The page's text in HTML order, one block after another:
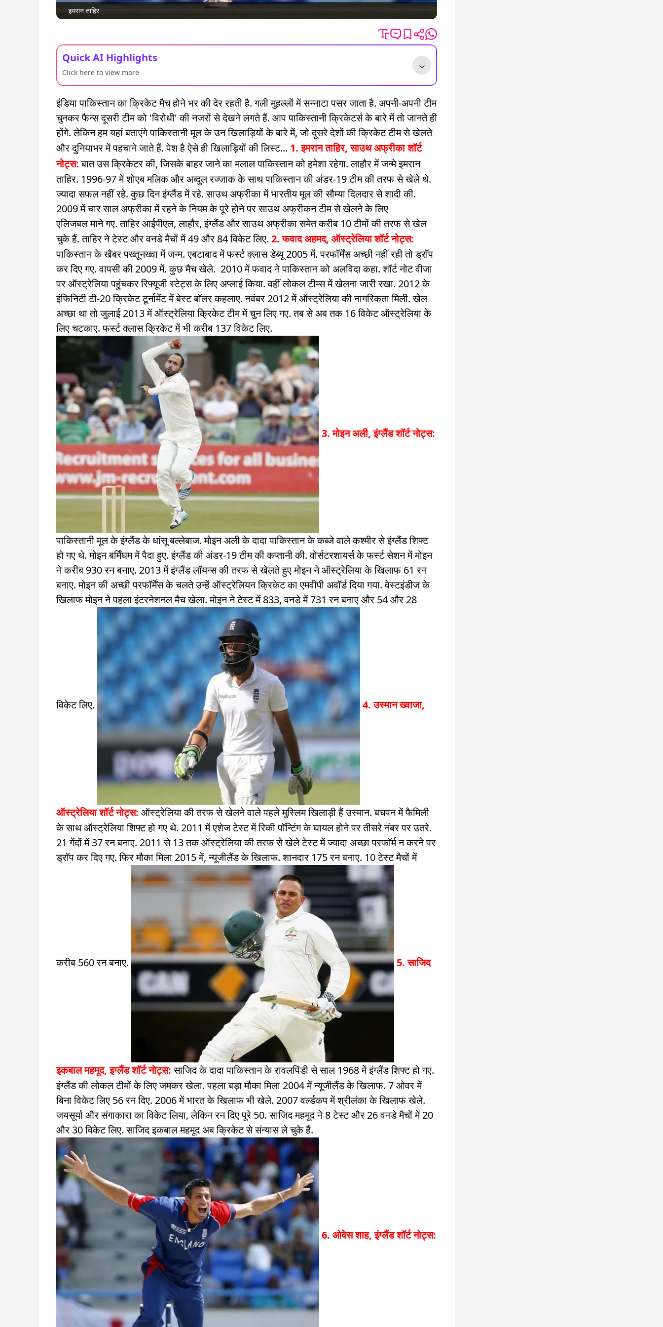
इमरान ताहिर
Quick AI Highlights
Click here to view more
इंडिया पाकिस्तान का क्रिकेट मैच होने भर की देर रहती है. गली मुहल्लों में सन्नाटा पसर जाता है. अपनी-अपनी टीम
चुनकर फैन्स दूसरी टीम को 'विरोधी' की नजरों से देखने लगते हैं. आप पाकिस्तानी क्रिकेटर्स के बारे में तो जानते ही
होंगे. लेकिन हम यहां बताएंगे पाकिस्तानी मूल के उन खिलाड़ियों के बारे में, जो दूसरे देशों की क्रिकेट टीम से खेलते
और दुनियाभर में पहचाने जाते हैं. पेश है ऐसे ही खिलाड़ियों की लिस्ट... 1. इमरान ताहिर, साउथ अफ्रीकाशॉर्ट
नोट्स: बात उस क्रिकेटर की, जिसके बाहर जाने का मलाल पाकिस्तान को हमेशा रहेगा. लाहौर में जन्मे इमरान
ताहिर. 1996-97 में शोएब मलिक और अब्दुल रज्जाक के साथ पाकिस्तान की अंडर-19 टीम की तरफ से खेले थे.
ज्यादा सफल नहीं रहे. कुछ दिन इंग्लैंड में रहे. साउथ अफ्रीका में भारतीय मूल की सौम्या दिलदार से शादी की.
2009 में चार साल अफ्रीका में रहने के नियम के पूरे होने पर साउथ अफ्रीकन टीम से खेलने के लिए
एलिजबल माने गए. ताहिर आईपीएल, लाहौर, इंग्लैंड और साउथ अफ्रीका समेत करीब 10 टीमों की तरफ से खेल
चुके हैं. ताहिर ने टेस्ट और वनडे मैचों में 49 और 84 विकेट लिए. 2. फवाद अहमद, ऑस्ट्रेलियाशॉर्ट नोट्स:
पाकिस्तान के खैबर पख्तूनख्वा में जन्म. एबटाबाद में फर्स्ट क्लास डेब्यू 2005 में. परफॉर्मेंस अच्छी नहीं रही तो ड्रॉप
कर दिए गए. वापसी की 2009 में. कुछ मैच खेले. 2010 में फवाद ने पाकिस्तान को अलविदा कहा. शॉर्ट नोट वीजा
पर ऑस्ट्रेलिया पहुंचकर रिफ्यूजी स्टेट्स के लिए अप्लाई किया. वहीं लोकल टीम्स में खेलना जारी रखा. 2012 के
इंफिनिटी टी-20 क्रिकेट टूर्नामेंट में बेस्ट बॉलर कहलाए. नवंबर 2012 में ऑस्ट्रेलिया की नागरिकता मिली. खेल
अच्छा था तो जुलाई 2013 में ऑस्ट्रेलिया क्रिकेट टीम में चुन लिए गए. तब से अब तक 16 विकेट ऑस्ट्रेलिया के
लिए चटकाए. फर्स्ट क्लास क्रिकेट में भी करीब 137 विकेट लिए.
3. मोइन अली, इंग्लैंडशॉर्ट नोट्स:
पाकिस्तानी मूल के इंग्लैंड के धांसू बल्लेबाज. मोइन अली के दादा पाकिस्तान के कब्जे वाले कश्मीर से इंग्लैंड शिफ्ट
हो गए थे. मोइन बर्मिंघम में पैदा हुए. इंग्लैंड की अंडर-19 टीम की कप्तानी की. वोर्सटरशायर्स के फर्स्ट सेशन में मोइन
ने करीब 930 रन बनाए. 2013 में इंग्लैंड लॉयन्स की तरफ से खेलते हुए मोइन ने ऑस्ट्रेलिया के खिलाफ 61 रन
बनाए. मोइन की अच्छी परफॉर्मेंस के चलते उन्हें ऑस्ट्रेलियन क्रिकेट का एमवीपी अवॉर्ड दिया गया. वेस्टइंडीज के
खिलाफ मोइन ने पहला इंटरनेशनल मैच खेला. मोइन ने टेस्ट में 833, वनडे में 731 रन बनाए और 54 और 28
विकेट लिए. 4. उस्मान ख्वाजा,
ऑस्ट्रेलियाशॉर्ट नोट्स: ऑस्ट्रेलिया की तरफ से खेलने वाले पहले मुस्लिम खिलाड़ी हैं उस्मान. बचपन में फैमिली
के साथ ऑस्ट्रेलिया शिफ्ट हो गए थे. 2011 में एशेज टेस्ट में रिकी पॉन्टिंग के घायल होने पर तीसरे नंबर पर उतरे.
21 गेंदों में 37 रन बनाए. 2011 से 13 तक ऑस्ट्रेलिया की तरफ से खेले टेस्ट में ज्यादा अच्छा परफॉर्म न करने पर
ड्रॉप कर दिए गए. फिर मौका मिला 2015 में, न्यूजीलैंड के खिलाफ. शानदार 175 रन बनाए. 10 टेस्ट मैचों में
करीब 560 रन बनाए. 5. साजिद
इकबाल महमूद, इग्लैंडशॉर्ट नोट्स:साजिद के दादा पाकिस्तान के रावलपिंडी से साल 1968 में इंग्लैंड शिफ्ट हो गए.
इंग्लैंड की लोकल टीमों के लिए जमकर खेला. पहला बड़ा मौका मिला 2004 में न्यूजीलैंड के खिलाफ. 7 ओवर में
बिना विकेट लिए 56 रन दिए. 2006 में भारत के खिलाफ भी खेले. 2007 वर्ल्डकप में श्रीलंका के खिलाफ खेले.
जयसूर्या और संगाकारा का विकेट लिया, लेकिन रन दिए पूरे 50. साजिद महमूद ने 8 टेस्ट और 26 वनडे मैचों में 20
और 30 विकेट लिए. साजिद इकबाल महमूद अब क्रिकेट से संन्यास ले चुके हैं.
6. ओवेस शाह, इंग्लैंडशॉर्ट नोट्स: